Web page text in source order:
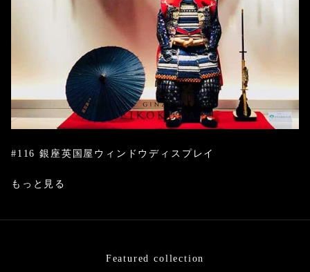
#116 銀座英国屋ウィンドウディスプレイ
もっと見る
Featured collection